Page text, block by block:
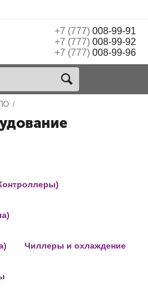
+7 (777)008-99-91
+7 (777)008-99-92
+7 (777)008-99-96
/
Чиллеры и охлаждение